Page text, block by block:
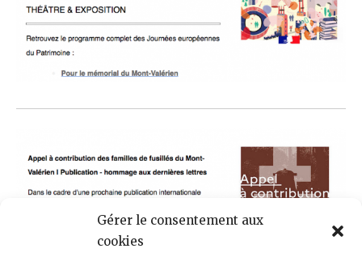
Gérer le consentement aux
cookies